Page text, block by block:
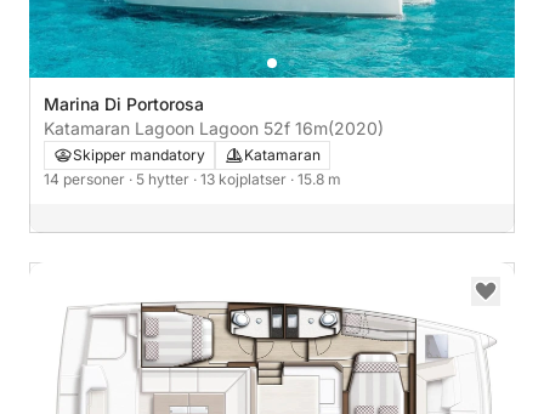
Marina Di Portorosa
Katamaran Lagoon Lagoon 52f 16m(2020)
Skipper mandatory
Katamaran
14 personer · 5 hytter · 13 kojplatser · 15.8 m